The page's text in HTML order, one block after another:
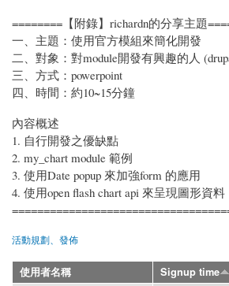
========【附錄】richardn的分享主題
一、主題：使用官方模組來簡化開發
二、對象：對module開發有興趣的人
三、方式：powerpoint
四、時間：約10~15分鐘
內容概述
1. 自行開發之優缺點
2. my_chart module 範例
3. 使用Date popup 來加強form 的應用
4. 使用open flash chart api 來呈現圖形資料
活動規劃、發佈
使用者名稱 Signup time